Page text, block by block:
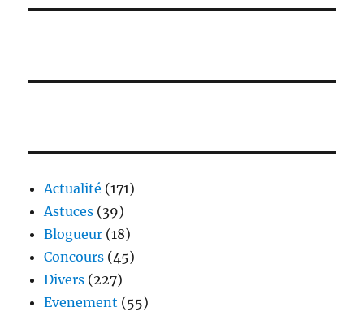
Actualité (171)
Astuces (39)
Blogueur (18)
Concours (45)
Divers (227)
Evenement (55)